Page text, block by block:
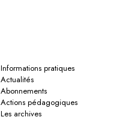
Informations pratiques
Actualités
Abonnements
Actions pédagogiques
Les archives